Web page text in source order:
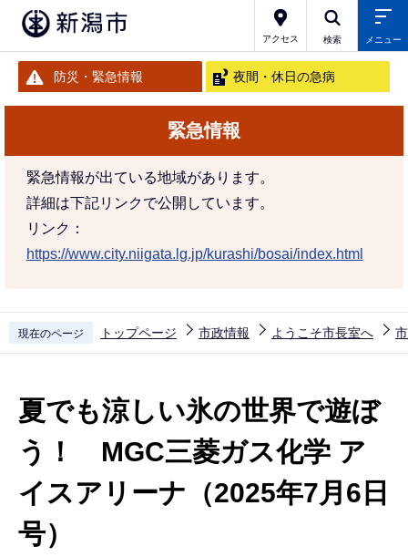
アクセス 検索 メニュー
防災・緊急情報 夜間・休日の急病
緊急情報
緊急情報が出ている地域があります。
詳細は下記リンクで公開しています。
リンク：
https://www.city.niigata.lg.jp/kurashi/bosai/index.html
現在のページ トップページ 市政情報 ようこそ市長室へ
夏でも涼しい氷の世界で遊ぼ
う！ MGC三菱ガス化学 ア
イスアリーナ（2025年7月6日
号）